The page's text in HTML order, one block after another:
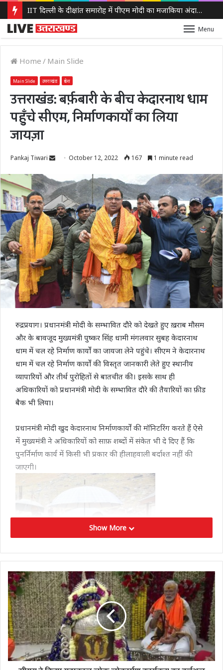
IIT दिल्ली के दीक्षांत समारोह में पीएम मोदी का मजाकिया अंदाज, बोले – ‘मैं बाबा बागेश्वर नहीं हूं, लेकिन मन में कुछ तो चल रहा होगा’
Menu
Home / Main Slide
Main Slide उत्तराखंड प्रदेश
उत्तराखंड: बर्फ़बारी के बीच केदारनाथ धाम
पहुँचे सीएम, निर्माणकार्यों का लिया
जायज़ा
Pankaj Tiwari
Send
email
October 12, 2022 167 1 minute read
रुद्रप्रयाग। प्रधानमंत्री मोदी के सम्भावित दौरे को देखते हुए ख़राब मौसम
और के बावजूद मुख्यमंत्री पुष्कर सिंह धामी मंगलवार सुबह केदारनाथ
धाम में चल रहे निर्माण कार्यों का जायजा लेने पहुंचे। सीएम ने केदारनाथ
धाम में चल रहे निर्माण कार्यों की विस्तृत जानकारी लेते हुए स्थानीय
व्यापारियों और तीर्थ पुरोहितों से बातचीत की। इसके साथ ही
अधिकारियों को प्रधानमंत्री मोदी के सम्भावित दौरे की तैयारियों का फ़ीड
बैक भी लिया।
प्रधानमंत्री मोदी खुद केदारनाथ निर्माणकार्यों की मॉनिटरिंग करते हैं ऐसे
में मुख्यमंत्री ने अधिकारियों को साफ़ शब्दों में संकेत भी दे दिए हैं कि
पुनर्निर्माण कार्य में किसी भी प्रकार की हीलाहवाली बर्दाश्त नहीं की
जाएगी।
दरअसल वर्ष 2013 की आपदा में बुरी तरह से जमींजोद हो चुके
केदारनाथ धाम मंदिर परिसर और आस-पास के इलाक़े में केंद्र एवं राज्य
सरकार द्वारा पुनर्निर्माण का काम लगातार जारी है, प्रधानमंत्री मोदी के
Show More